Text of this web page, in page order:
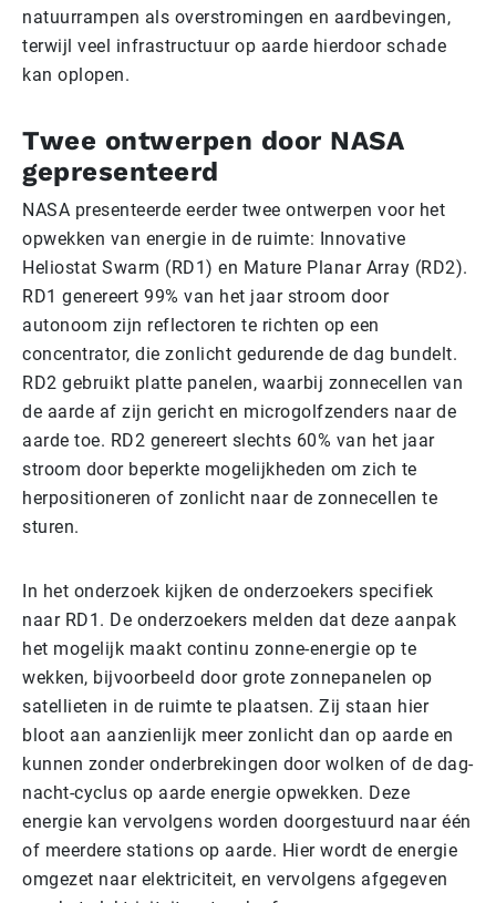
natuurrampen als overstromingen en aardbevingen,
terwijl veel infrastructuur op aarde hierdoor schade
kan oplopen.
Twee ontwerpen door NASA
gepresenteerd
NASA presenteerde eerder twee ontwerpen voor het
opwekken van energie in de ruimte: Innovative
Heliostat Swarm (RD1) en Mature Planar Array (RD2).
RD1 genereert 99% van het jaar stroom door
autonoom zijn reflectoren te richten op een
concentrator, die zonlicht gedurende de dag bundelt.
RD2 gebruikt platte panelen, waarbij zonnecellen van
de aarde af zijn gericht en microgolfzenders naar de
aarde toe. RD2 genereert slechts 60% van het jaar
stroom door beperkte mogelijkheden om zich te
herpositioneren of zonlicht naar de zonnecellen te
sturen.
In het onderzoek kijken de onderzoekers specifiek
naar RD1. De onderzoekers melden dat deze aanpak
het mogelijk maakt continu zonne-energie op te
wekken, bijvoorbeeld door grote zonnepanelen op
satellieten in de ruimte te plaatsen. Zij staan hier
bloot aan aanzienlijk meer zonlicht dan op aarde en
kunnen zonder onderbrekingen door wolken of de dag-
nacht-cyclus op aarde energie opwekken. Deze
energie kan vervolgens worden doorgestuurd naar één
of meerdere stations op aarde. Hier wordt de energie
omgezet naar elektriciteit, en vervolgens afgegeven